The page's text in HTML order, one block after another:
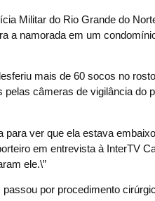
Militar do Rio Grande do
a namorada em um
mais de 60 socos no
câmeras de vigilância do
ver que ela estava
em entrevista à InterTV
ele.\”
por procedimento